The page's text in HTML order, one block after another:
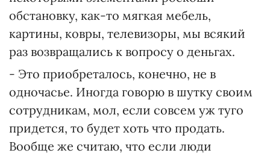
обстановку, как-то мягкая мебель,
картины, ковры, телевизоры, мы всякий
раз возвращались к вопросу о деньгах.
- Это приобреталось, конечно, не в
одночасье. Иногда говорю в шутку своим
сотрудникам, мол, если совсем уж туго
придется, то будет хоть что продать.
Вообще же считаю, что если люди